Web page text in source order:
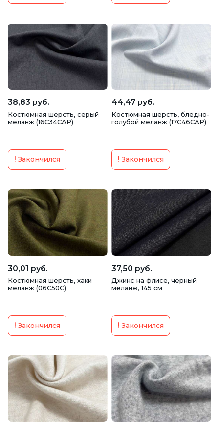
38,83 руб.
Костюмная шерсть, серый
меланж (16С34САР)
Закончился
44,47 руб.
Костюмная шерсть, бледно-
голубой меланж (17С46САР)
Закончился
30,01 руб.
Костюмная шерсть, хаки
меланж (06С50С)
Закончился
37,50 руб.
Джинс на флисе, черный
меланж, 145 см
Закончился